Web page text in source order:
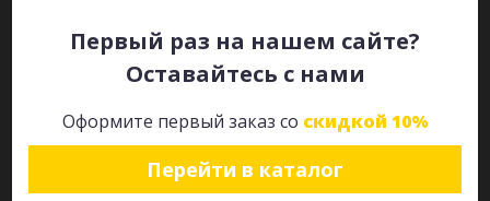
Первый раз на нашем сайте?
Оставайтесь с нами
Оформите первый заказ со скидкой 10%
Перейти в каталог